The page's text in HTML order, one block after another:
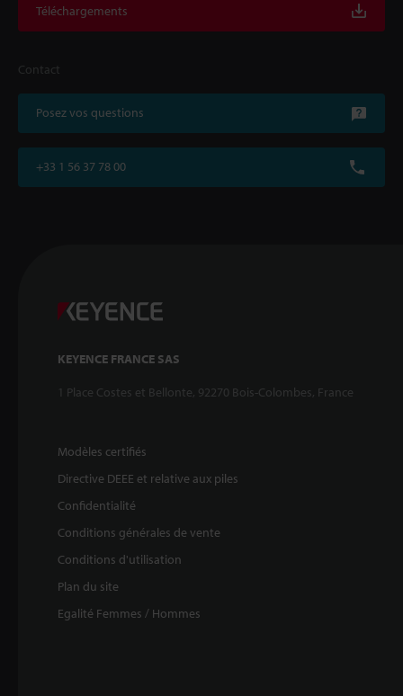
Téléchargements
Contact
Posez vos questions
+33 1 56 37 78 00
KEYENCE FRANCE SAS
1 Place Costes et Bellonte, 92270 Bois-Colombes, France
Modèles certifiés
Directive DEEE et relative aux piles
Confidentialité
Conditions générales de vente
Conditions d'utilisation
Plan du site
Egalité Femmes / Hommes